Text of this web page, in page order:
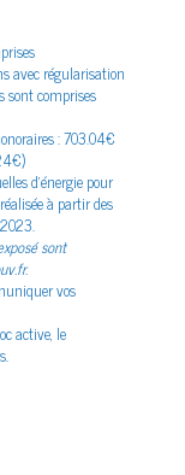
avec régularisation
sont comprises
: 703.04€
d'énergie pour
à partir des
sont
vos
active, le